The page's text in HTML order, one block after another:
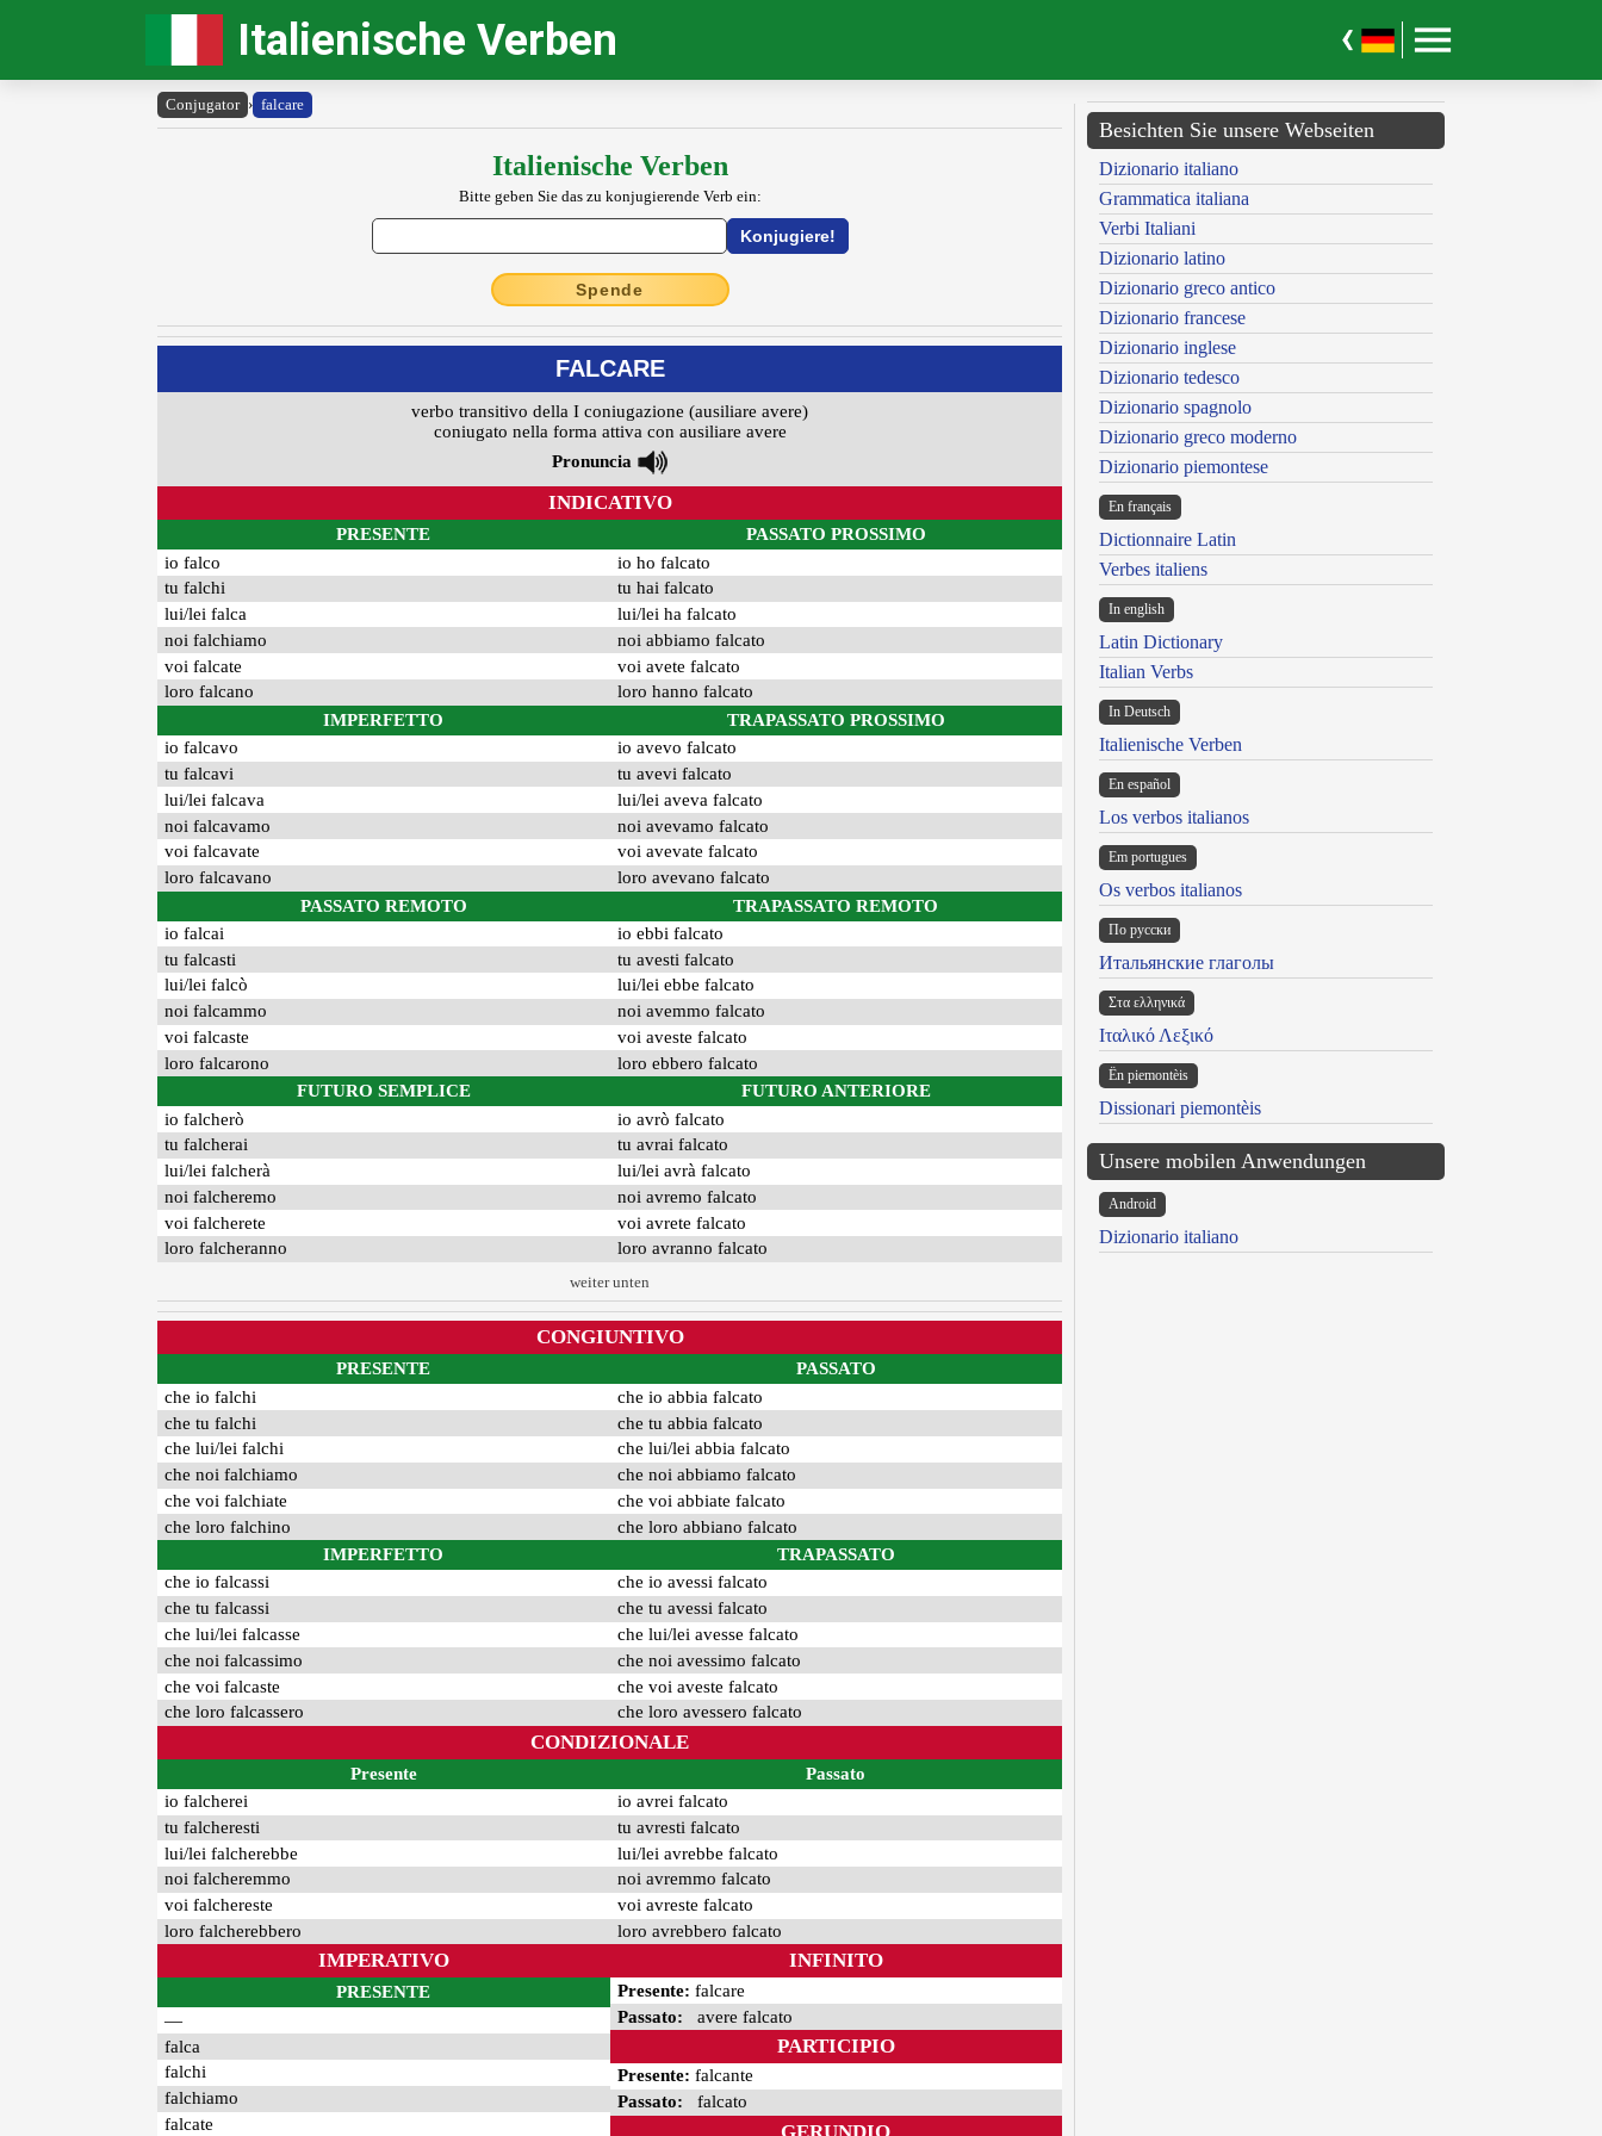
Italienische Verben
Conjugator › falcare
Italienische Verben
Bitte geben Sie das zu konjugierende Verb ein:
Spende
FALCARE
verbo transitivo della I coniugazione (ausiliare avere)
coniugato nella forma attiva con ausiliare avere
Pronuncia
INDICATIVO
PRESENTE
io falco
tu falchi
lui/lei falca
noi falchiamo
voi falcate
loro falcano
IMPERFETTO
io falcavo
tu falcavi
lui/lei falcava
noi falcavamo
voi falcavate
loro falcavano
PASSATO REMOTO
io falcai
tu falcasti
lui/lei falcò
noi falcammo
voi falcaste
loro falcarono
FUTURO SEMPLICE
io falcherò
tu falcherai
lui/lei falcherà
noi falcheremo
voi falcherete
loro falcheranno
PASSATO PROSSIMO
io ho falcato
tu hai falcato
lui/lei ha falcato
noi abbiamo falcato
voi avete falcato
loro hanno falcato
TRAPASSATO PROSSIMO
io avevo falcato
tu avevi falcato
lui/lei aveva falcato
noi avevamo falcato
voi avevate falcato
loro avevano falcato
TRAPASSATO REMOTO
io ebbi falcato
tu avesti falcato
lui/lei ebbe falcato
noi avemmo falcato
voi aveste falcato
loro ebbero falcato
FUTURO ANTERIORE
io avrò falcato
tu avrai falcato
lui/lei avrà falcato
noi avremo falcato
voi avrete falcato
loro avranno falcato
weiter unten
CONGIUNTIVO
PRESENTE
che io falchi
che tu falchi
che lui/lei falchi
che noi falchiamo
che voi falchiate
che loro falchino
IMPERFETTO
che io falcassi
che tu falcassi
che lui/lei falcasse
che noi falcassimo
che voi falcaste
che loro falcassero
PASSATO
che io abbia falcato
che tu abbia falcato
che lui/lei abbia falcato
che noi abbiamo falcato
che voi abbiate falcato
che loro abbiano falcato
TRAPASSATO
che io avessi falcato
che tu avessi falcato
che lui/lei avesse falcato
che noi avessimo falcato
che voi aveste falcato
che loro avessero falcato
CONDIZIONALE
Presente
io falcherei
tu falcheresti
lui/lei falcherebbe
noi falcheremmo
voi falchereste
loro falcherebbero
Passato
io avrei falcato
tu avresti falcato
lui/lei avrebbe falcato
noi avremmo falcato
voi avreste falcato
loro avrebbero falcato
IMPERATIVO
PRESENTE
—
falca
falchi
falchiamo
falcate
INFINITO
Presente: falcare
Passato: avere falcato
PARTICIPIO
Presente: falcante
Passato: falcato
GERUNDIO
Besichten Sie unsere Webseiten
Dizionario italiano
Grammatica italiana
Verbi Italiani
Dizionario latino
Dizionario greco antico
Dizionario francese
Dizionario inglese
Dizionario tedesco
Dizionario spagnolo
Dizionario greco moderno
Dizionario piemontese
En français
Dictionnaire Latin
Verbes italiens
In english
Latin Dictionary
Italian Verbs
In Deutsch
Italienische Verben
En español
Los verbos italianos
Em portugues
Os verbos italianos
По русски
Итальянские глаголы
Στα ελληνικά
Ιταλικό Λεξικό
Ën piemontèis
Dissionari piemontèis
Unsere mobilen Anwendungen
Android
Dizionario italiano